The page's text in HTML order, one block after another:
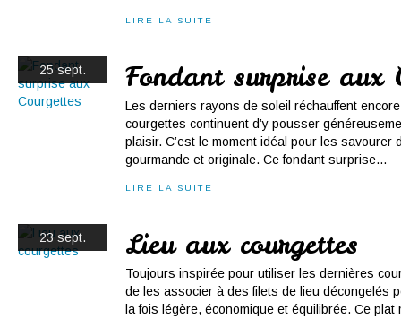
LIRE LA SUITE
25 sept. Fondant surprise aux
Les derniers rayons de soleil réchauffent
courgettes continuent d’y pousser
plaisir. C’est le moment idéal pour les savourer
gourmande et originale. Ce fondant surprise...
LIRE LA SUITE
23 sept. Lieu aux courgettes
Toujours inspirée pour utiliser les dernières
de les associer à des filets de lieu décongelés
la fois légère, économique et équilibrée. Ce